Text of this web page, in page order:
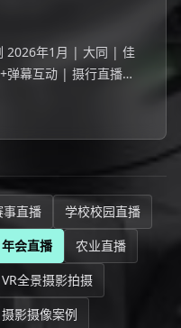
2026年1月 | 大同 | 佳
弹幕互动 | 摄行直播大
人在线的企业春晚。
事直播
学校校园直播
年会直播
农业直播
VR全景摄影拍摄
摄影摄像案例